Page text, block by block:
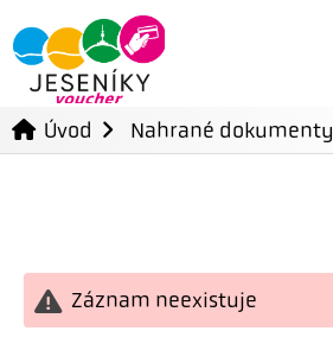
Úvod Nahrané dokumenty
Záznam neexistuje